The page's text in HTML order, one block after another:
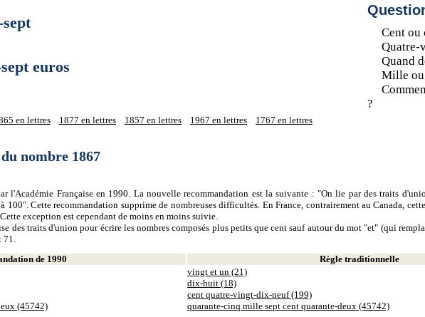
Cent ou
Quatre-
Quand
Mille
?
euros
en lettres 1877 en lettres 1857 en lettres 1967 en lettres 1767 en lettres
nombre 1867
l'Académie Française en 1990. La nouvelle recommandation est la suivante : "On lie par des traits
100". Cette recommandation supprime de nombreuses difficultés. En France, contrairement au Canada,
exception est cependant de moins en moins suivie.
des traits d'union pour écrire les nombres composés plus petits que cent sauf autour du mot "et" (qui
71.
de 1990
Règle traditionnelle
(45742)
vingt et un (21)
dix-huit (18)
cent quatre-vingt-dix-neuf (199)
quarante-cinq mille sept cent quarante-deux (45742)